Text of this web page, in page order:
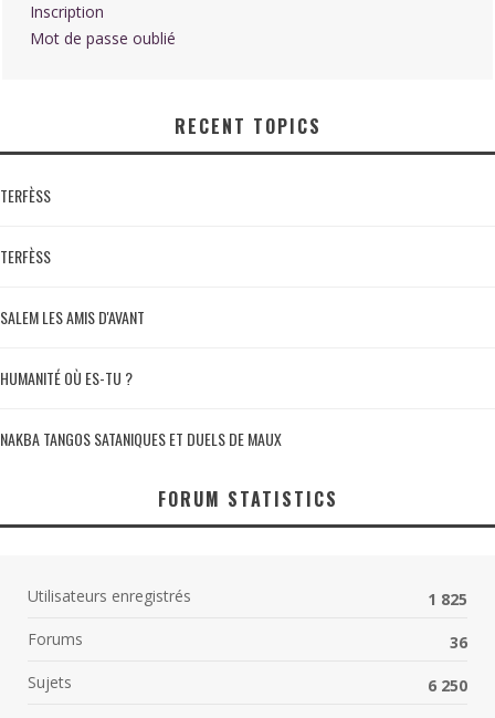
Inscription
Mot de passe oublié
RECENT TOPICS
TERFÈSS
TERFÈSS
SALEM LES AMIS D'AVANT
HUMANITÉ OÙ ES-TU ?
NAKBA TANGOS SATANIQUES ET DUELS DE MAUX
FORUM STATISTICS
Utilisateurs enregistrés
1 825
Forums
36
Sujets
6 250